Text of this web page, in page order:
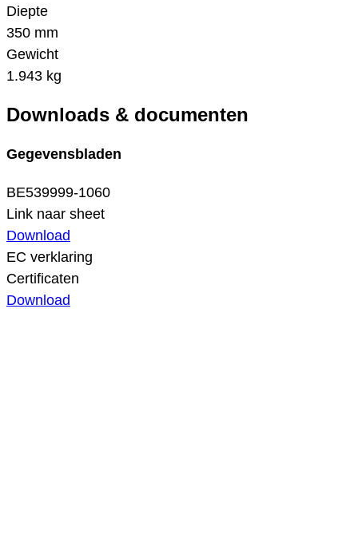
Diepte
350 mm
Gewicht
1.943 kg
Downloads & documenten
Gegevensbladen
BE539999-1060
Link naar sheet
Download
EC verklaring
Certificaten
Download